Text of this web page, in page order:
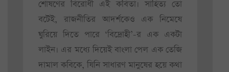
শোষণের বিরোধী এই কবিতা। সাহিত্য তো
বটেই, রাজনীতির আদর্শকেও এক নিমেষে
ঘুরিয়ে দিতে পারে ‘বিদ্রোহী’-র এক একটা
লাইন। এর মধ্যে দিয়েই বাংলা পেল এক তেজি
দামাল কবিকে, যিনি সাধারণ মানুষের হয়ে কথা